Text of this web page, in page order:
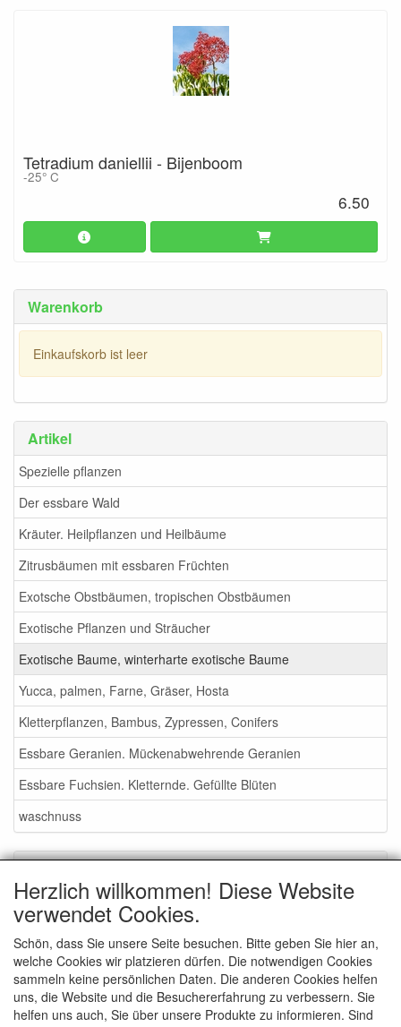
Warenkorb
Einkaufskorb ist leer
Artikel
Spezielle pflanzen
Der essbare Wald
Kräuter. Heilpflanzen und Heilbäume
Zitrusbäumen mit essbaren Früchten
Exotsche Obstbäumen, tropischen Obstbäumen
Exotische Pflanzen und Sträucher
Exotische Baume, winterharte exotische Baume
Yucca, palmen, Farne, Gräser, Hosta
Kletterpflanzen, Bambus, Zypressen, Conifers
Essbare Geranien. Mückenabwehrende Geranien
Essbare Fuchsien. Kletternde. Gefüllte Blüten
waschnuss
Gartenmessen 2026
AGB
Wie bestellen - info
Tetradium daniellii - Bijenboom
-25° C
6.50
Herzlich willkommen! Diese Website
verwendet Cookies.
Schön, dass Sie unsere Seite besuchen. Bitte geben Sie hier an,
welche Cookies wir platzieren dürfen. Die notwendigen Cookies
sammeln keine persönlichen Daten. Die anderen Cookies helfen
uns, die Website und die Besuchererfahrung zu verbessern. Sie
helfen uns auch, Sie über unsere Produkte zu informieren. Sind